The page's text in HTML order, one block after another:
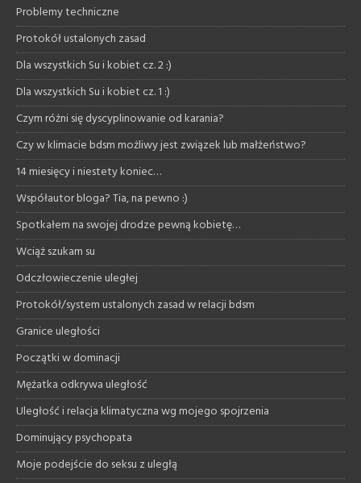
Problemy techniczne
Protokół ustalonych zasad
Dla wszystkich Su i kobiet cz. 2 :)
Dla wszystkich Su i kobiet cz. 1 :)
Czym różni się dyscyplinowanie od karania?
Czy w klimacie bdsm możliwy jest związek lub małżeństwo?
14 miesięcy i niestety koniec…
Współautor bloga? Tia, na pewno :)
Spotkałem na swojej drodze pewną kobietę…
Wciąż szukam su
Odczłowieczenie uległej
Protokół/system ustalonych zasad w relacji bdsm
Granice uległości
Początki w dominacji
Mężatka odkrywa uległość
Uległość i relacja klimatyczna wg mojego spojrzenia
Dominujący psychopata
Moje podejście do seksu z uległą